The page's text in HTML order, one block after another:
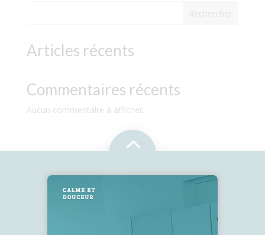
Rechercher
Articles récents
Commentaires récents
Aucun commentaire à afficher.
2